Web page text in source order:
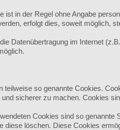
ist in der Regel ohne Angabe
erfolgt dies, soweit möglich,
Datenübertragung im Internet
teilweise so genannte Cookies.
sicherer zu machen. Cookies
Cookies sind so
diese löschen. Diese Cookies